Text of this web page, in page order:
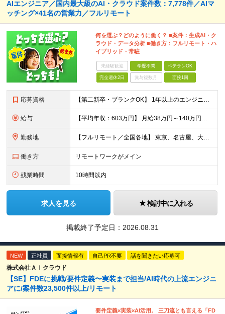
AIエンジニア／国内最大級のAI・クラウド案件数：7,778件／AIマ
ッチング×41名の営業力／フルリモート
何を選ぶ？どのように働く？ ■案件：生成AI・ク
ラウド・データ分析 ■働き方：フルリモート・ハ
イブリッド・常駐
未経験歓迎 学歴不問 ベテランOK
完全週休2日 賞与複数月 面接1回
応募資格 【第二新卒・ブランクOK】 1年以上のエンジニア経験がある方(開発・インフラ・工程・言語一切不問） 文理・学歴不問 【三上さんの事例】 転職前 AWS案件を希望していましたが、資格や評価軸が不明確で
給与 【平均年収：603万円】 月給38万円～140万円＋諸手当（経験者） 【平均年収603万円】 ※案件の契約内容や昇給額などはすべて開示します。 ※経験や能力を考慮し決定します。 ※月給には固定残業
勤務地 【フルリモート／全国各地】 東京、名古屋、大阪、福岡を中心とした全国のプロジェクトにアサイン。 ※プロジェクトは完全選択制です。 ※フルリモート、ハイブリッド型、常駐案件から自由に選択可能です。 ※転
働き方 リモートワークがメイン
残業時間 10時間以内
求人を見る 検討中に入れる
掲載終了予定日： 2026.08.31
NEW 正社員 面接情報有 自己PR不要 話を聞きたい応募可
株式会社ＡＩクラウド
【SE】FDEに挑戦/要件定義〜実装まで担当/AI時代の上流エンジニ
アに/案件数23,500件以上/リモート
要件定義×実装×AI活用。 三刀流とも言える「FD